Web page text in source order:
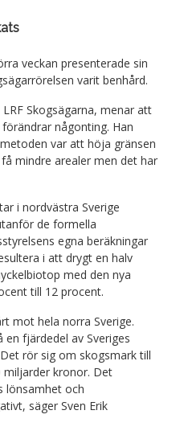
veckan presenterade sin
varit benhård.
Skogsägarna, menar att
någonting. Han
var att höja gränsen
mindre arealer men det har
i nordvästra Sverige
de formella
egna beräkningar
i att drygt en halv
med den nya
till 12 procent.
mot hela norra Sverige.
fjärdedel av Sveriges
rör sig om skogsmark till
miljarder kronor. Det
lönsamhet och
säger Sven Erik